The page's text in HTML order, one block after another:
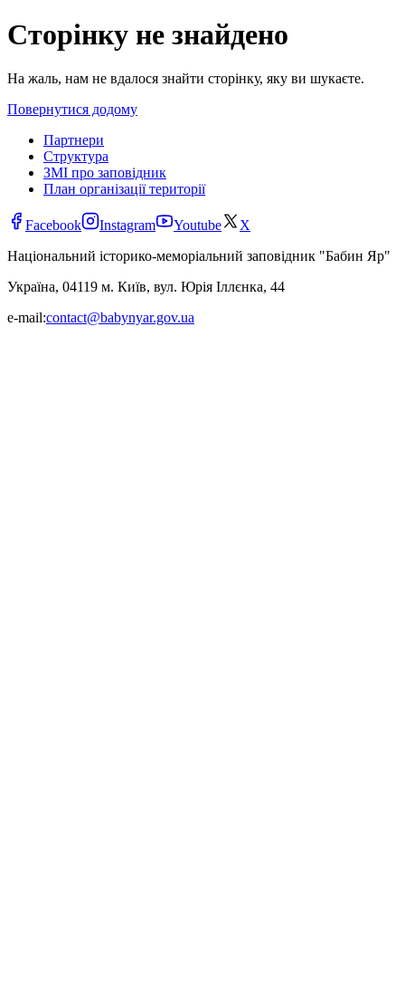
Сторінку не знайдено
На жаль, нам не вдалося знайти сторінку, яку ви шукаєте.
Повернутися додому
Партнери
Структура
ЗМІ про заповідник
План організації території
Facebook Instagram Youtube
X
Національний історико-меморіальний заповідник "Бабин Яр"
Україна, 04119 м. Київ, вул. Юрія Іллєнка, 44
e-mail:contact@babynyar.gov.ua